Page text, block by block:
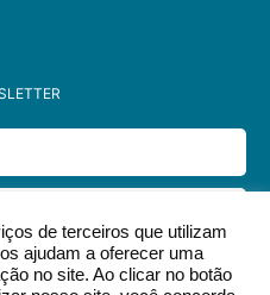
de terceiros que utilizam
ajudam a oferecer uma
no site. Ao clicar no botão